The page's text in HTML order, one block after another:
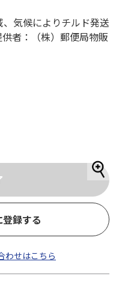
気候によりチルド発送
者：（株）郵便局物販
録する
わせはこちら